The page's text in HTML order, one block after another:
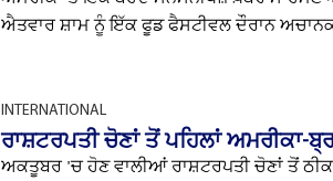
ਐਤਵਾਰ ਸ਼ਾਮ ਨੂੰ ਇੱਕ ਫੂਡ ਫੈਸਟੀਵਲ ਦੌਰਾਨ
INTERNATIONAL
ਰਾਸ਼ਟਰਪਤੀ ਚੋਣਾਂ ਤੋਂ ਪਹਿਲਾਂ ਅਮਰੀਕਾ-
ਅਕਤੂਬਰ 'ਚ ਹੋਣ ਵਾਲੀਆਂ ਰਾਸ਼ਟਰਪਤੀ ਚੋਣਾਂ ਤੋਂ